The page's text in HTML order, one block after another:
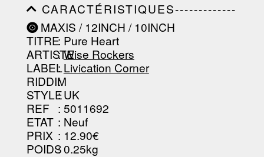
CARACTÉRISTIQUES-------------
-----------------------------------------
-----------------------------------------
-----------------------------------------
-----------------------------------------
--------------------------------
MAXIS / 12INCH / 10INCH
TITRE: Pure Heart
ARTISTE
:Wise Rockers
LABEL
:Livication Corner
RIDDIM
:
STYLE: UK
REF : 5011692
ETAT : Neuf
PRIX : 12.90€
POIDS: 0.25kg